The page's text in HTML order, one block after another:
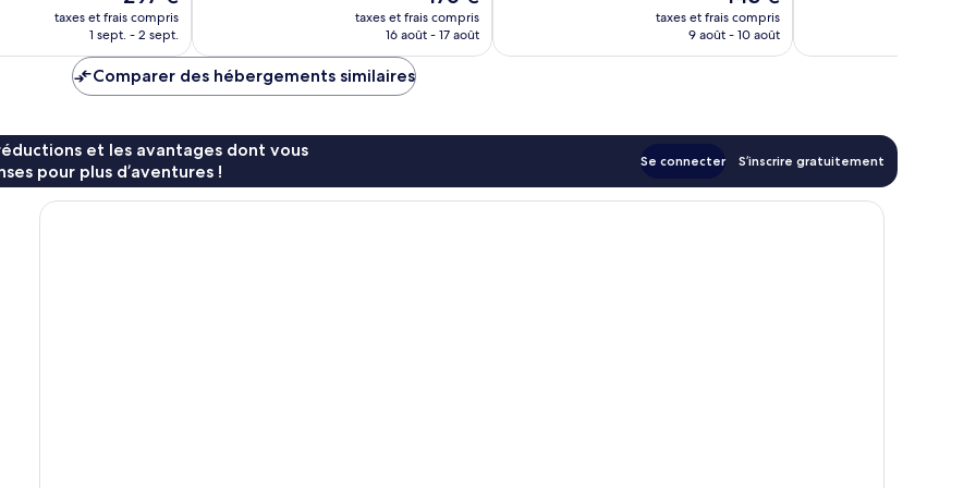
nouveau
prix
de
297 €
taxes et frais compris
1 sept. - 2 sept.
nouveau
prix
taxes et frais compris
16 août - 17 août
nouveau
prix
taxes et frais compris
9 août - 10 août
Comparer des hébergements similaires
et les avantages dont vous
pour plus d’aventures !
Se connecter S’inscrire gratuitement